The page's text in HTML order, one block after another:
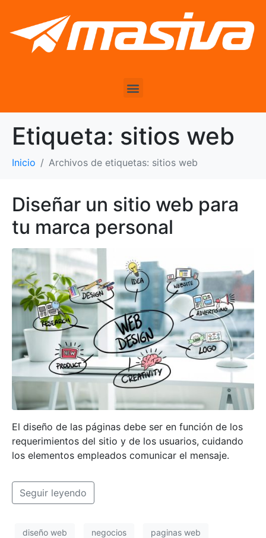
Etiqueta: sitios web
Inicio Archivos de etiquetas: sitios web
Diseñar un sitio web para
tu marca personal
El diseño de las páginas debe ser en función de los
requerimientos del sitio y de los usuarios, cuidando
los elementos empleados comunicar el mensaje.
Seguir leyendo
diseño web negocios paginas web